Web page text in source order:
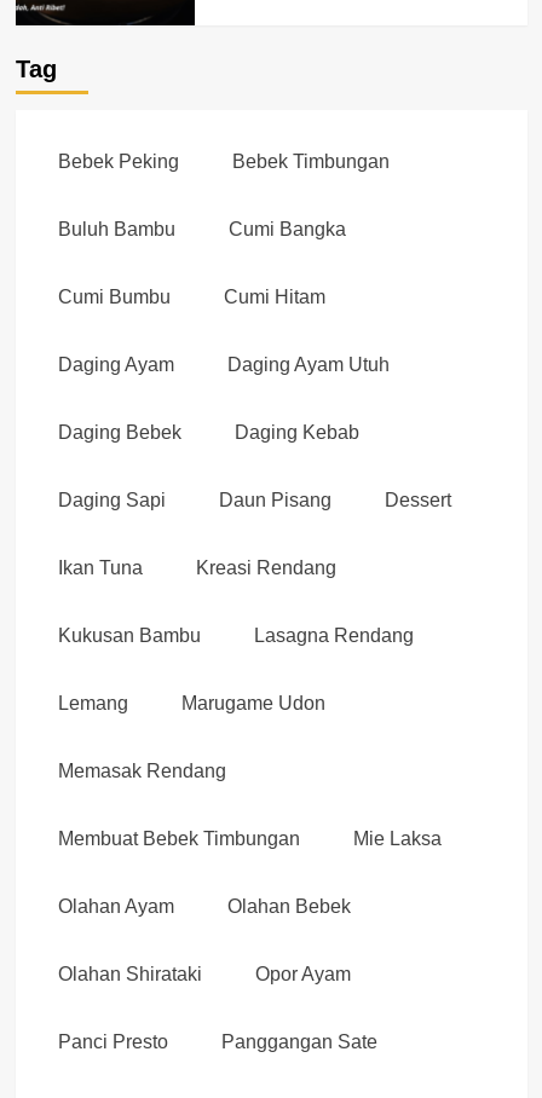
Tag
Bebek Peking Bebek Timbungan
Buluh Bambu Cumi Bangka
Cumi Bumbu Cumi Hitam
Daging Ayam Daging Ayam Utuh
Daging Bebek Daging Kebab
Daging Sapi Daun Pisang Dessert
Ikan Tuna Kreasi Rendang
Kukusan Bambu Lasagna Rendang
Lemang Marugame Udon
Memasak Rendang
Membuat Bebek Timbungan Mie Laksa
Olahan Ayam Olahan Bebek
Olahan Shirataki Opor Ayam
Panci Presto Panggangan Sate